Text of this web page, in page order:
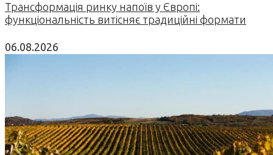
Трансформація ринку напоїв у Європі:
функціональність витісняє традиційні формати
06.08.2026